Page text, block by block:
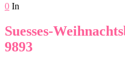
0 In
Suesses-
9893